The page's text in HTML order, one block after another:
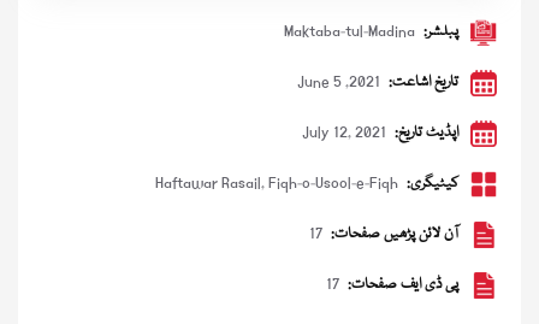
پبلشر: Maktaba-tul-Madina
تاریخ اشاعت: June 5 ,2021
اپڈیٹ تاریخ: July 12, 2021
کیٹیگری: Fiqh-o-Usool-e-Fiqh
,
Haftawar Rasail
آن لائن پڑھیں صفحات: 17
پی ڈی ایف صفحات: 17